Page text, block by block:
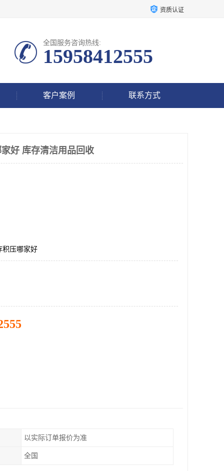
资质认证
全国服务咨询热线:
15958412555
客户案例 联系方式
好 库存清洁用品回收
积压哪家好
以实际订单报价为准
全国